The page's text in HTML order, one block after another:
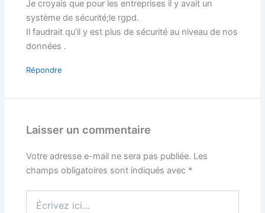
Je croyais que pour les entreprises il y avait un
système de sécurité;le rgpd.
Il faudrait qu’il y est plus de sécurité au niveau de nos
données .
Répondre
Laisser un commentaire
Votre adresse e-mail ne sera pas publiée. Les
champs obligatoires sont indiqués avec *
ici…